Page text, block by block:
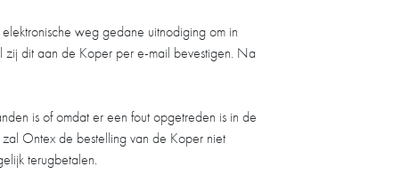
weg gedane uitnodiging om in
zij dit aan de Koper per e-mail bevestigen. Na
is of omdat er een fout opgetreden is in de
Ontex de bestelling van de Koper niet
terugbetalen.